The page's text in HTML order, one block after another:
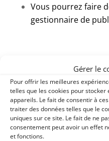
Gérer le
Pour offrir les meilleures
telles que les cookies pour
appareils. Le fait de consentir à
traiter des données telles que le
uniques sur ce site. Le fait de ne
consentement peut avoir un effet
et fonctions.
Vous pourrez faire
gestionnaire de
Prêt(e) à passer en
Vous souhaitez être
création de votre
vous proposons de
cours d’un atelier de